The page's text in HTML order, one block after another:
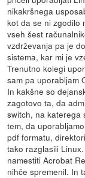
nikakršnega
kot da se ni zgodilo
vseh šest
vzdrževanja pa je
sistema, kar mi je
Trenutno kolegi
sam pa uporabljam
In kakšne so
zagotovo ta, da
switch, na katerega
tem, da
pdf formatu,
tako razglasili
namestiti Acrobat
nihče spremenil. In